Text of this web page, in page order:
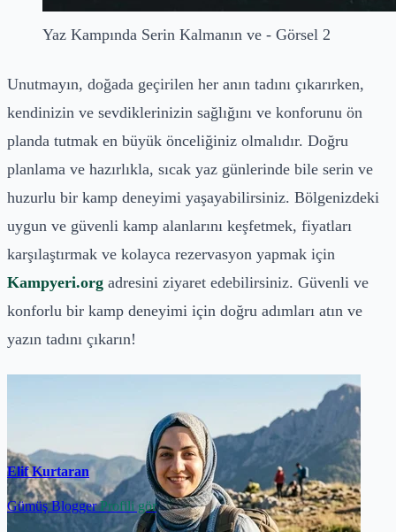
Yaz Kampında Serin Kalmanın ve - Görsel 2
Unutmayın, doğada geçirilen her anın tadını çıkarırken,
kendinizin ve sevdiklerinizin sağlığını ve konforunu ön
planda tutmak en büyük önceliğiniz olmalıdır. Doğru
planlama ve hazırlıkla, sıcak yaz günlerinde bile serin ve
huzurlu bir kamp deneyimi yaşayabilirsiniz. Bölgenizdeki
uygun ve güvenli kamp alanlarını keşfetmek, fiyatları
karşılaştırmak ve kolayca rezervasyon yapmak için
Kampyeri.org adresini ziyaret edebilirsiniz. Güvenli ve
konforlu bir kamp deneyimi için doğru adımları atın ve
yazın tadını çıkarın!
Elif Kurtaran
Gümüş Blogger Profili gör